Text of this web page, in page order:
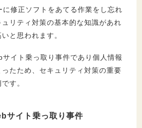
に修正ソフトをあてる作業をし忘れ
リティ対策の基本的な知識があれ
と思われます。
サイト乗っ取り事件であり個人情報
たため、セキュリティ対策の重要
す。
サイト乗っ取り事件